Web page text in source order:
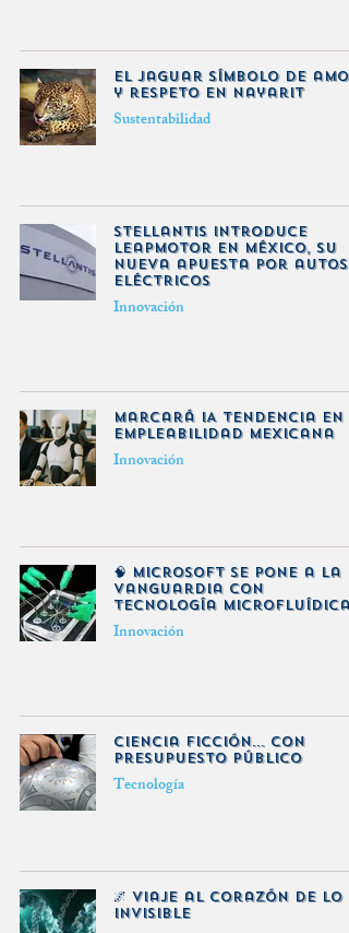
El jaguar símbolo de
y respeto en Nayarit
Sustentabilidad
Stellantis introduce
Leapmotor en México, su
nueva apuesta por autos
eléctricos
Innovación
Marcará IA tendencia en
empleabilidad mexicana
Innovación
🧠 Microsoft se pone a la
vanguardia con
tecnología Microfluídica
Innovación
Ciencia Ficción... con
Presupuesto Público
Tecnología
🌌 Viaje al corazón de lo
invisible